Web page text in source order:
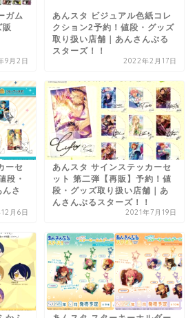
ガム
販
9月2日
あんスタ ビジュアル色紙コレ
クション2予約！値段・グッズ
取り扱い店舗｜あんさんぶる
スターズ！！
2022年2月17日
ーセ
段・
さ
月6日
あんスタ サインステッカーセ
ット 第二弾【再販】予約！値
段・グッズ取り扱い店舗｜あ
んさんぶるスターズ！！
2021年7月19日